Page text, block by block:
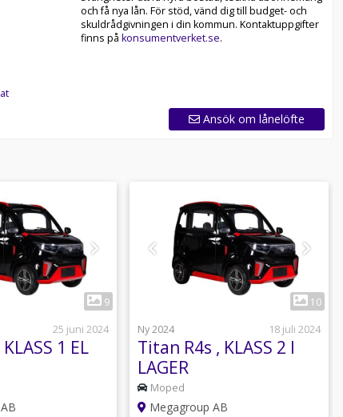
och få nya lån. För stöd, vänd dig till budget- och
skuldrådgivningen i din kommun. Kontaktuppgifter
finns på konsumentverket.se.
Ansök om lånelöfte
9
25 juni 2024
1 EL
10
Ny 2024
18 juli 2024
Titan R4s , KLASS 2 I
LAGER
Moped
Megagroup AB